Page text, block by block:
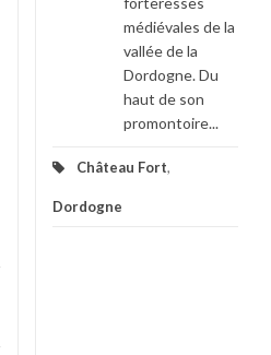
médiévales de la
vallée de la
Dordogne. Du
haut de son
promontoire...
Château Fort,
Dordogne